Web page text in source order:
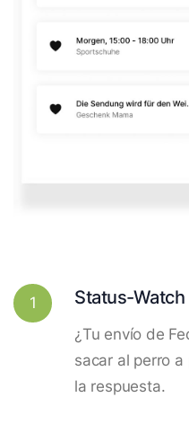
1 Status-Watch
¿Tu envío de
sacar al perro a
la respuesta.